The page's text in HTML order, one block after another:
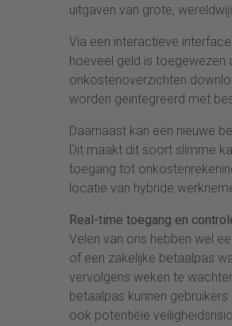
uitgaven van grote,
Via een interactieve
hoeveel geld is toegewezen
onkostenoverzichten
worden geïntegreerd met
Daarnaast kan een nieuwe
Dit maakt dit soort slimme
toegang tot
locatie van hybride
Real-time toegang en
Velen van ons hebben wel
of een zakelijke betaalpas
vervolgens weken te
betaalpas kunnen
ook potentiële